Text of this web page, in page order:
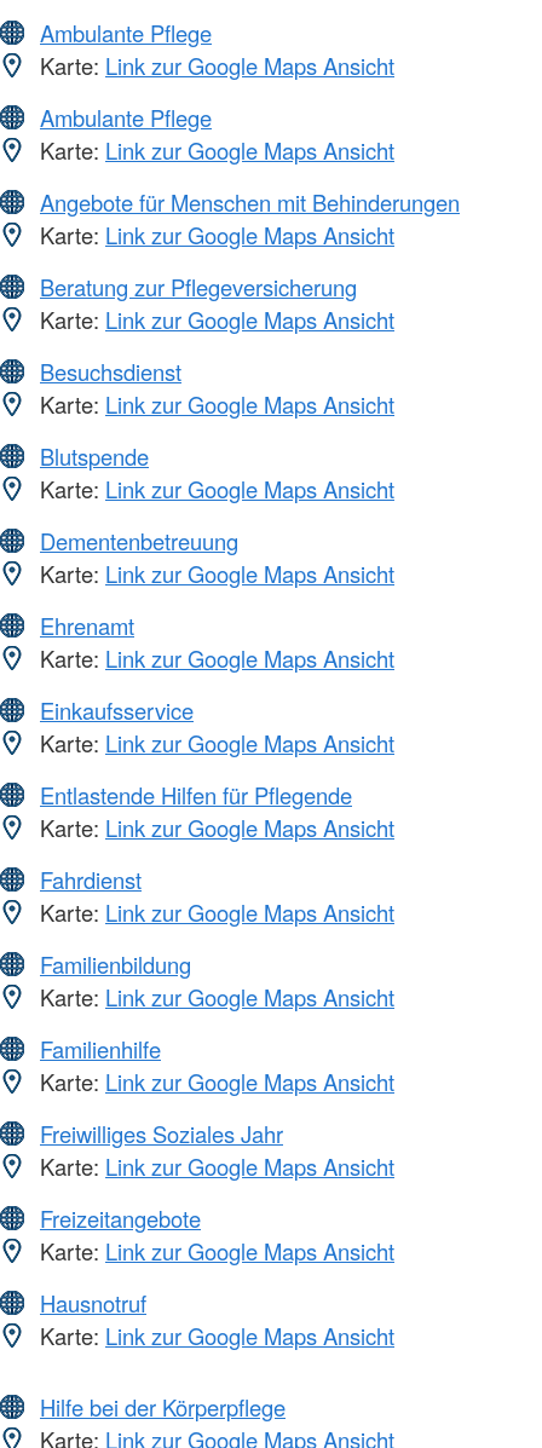
Ambulante Pflege
Karte: Link zur Google Maps Ansicht
Ambulante Pflege
Karte: Link zur Google Maps Ansicht
Angebote für Menschen mit Behinderungen
Karte: Link zur Google Maps Ansicht
Beratung zur Pflegeversicherung
Karte: Link zur Google Maps Ansicht
Besuchsdienst
Karte: Link zur Google Maps Ansicht
Blutspende
Karte: Link zur Google Maps Ansicht
Dementenbetreuung
Karte: Link zur Google Maps Ansicht
Ehrenamt
Karte: Link zur Google Maps Ansicht
Einkaufsservice
Karte: Link zur Google Maps Ansicht
Entlastende Hilfen für Pflegende
Karte: Link zur Google Maps Ansicht
Fahrdienst
Karte: Link zur Google Maps Ansicht
Familienbildung
Karte: Link zur Google Maps Ansicht
Familienhilfe
Karte: Link zur Google Maps Ansicht
Freiwilliges Soziales Jahr
Karte: Link zur Google Maps Ansicht
Freizeitangebote
Karte: Link zur Google Maps Ansicht
Hausnotruf
Karte: Link zur Google Maps Ansicht
Hilfe bei der Körperpflege
Karte: Link zur Google Maps Ansicht